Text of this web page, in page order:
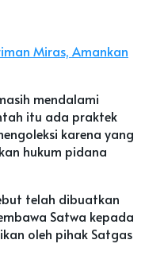
Miras, Amankan
mendalami
itu ada praktek
karena yang
hukum pidana
telah dibuatkan
Satwa kepada
oleh pihak Satgas